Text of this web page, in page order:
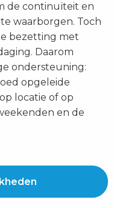
de continuïteit en
waarborgen. Toch
bezetting met
Daarom
ondersteuning:
opgeleide
locatie of op
en de